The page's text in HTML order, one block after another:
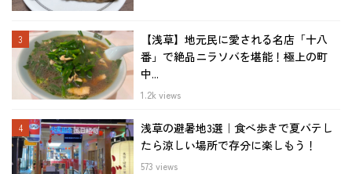
【浅草】地元民に愛される名店「十八
番」で絶品ニラソバを堪能！極上の町
中...
1.2k views
浅草の避暑地3選｜食べ歩きで夏バテし
たら涼しい場所で存分に楽しもう！
573 views